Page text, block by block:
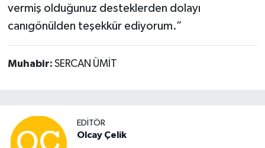
vermiş olduğunuz desteklerden dolayı
canıgönülden teşekkür ediyorum.”
Muhabir: SERCAN ÜMİT
EDITÖR
Olcay Çelik